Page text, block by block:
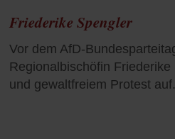
Friederike Spengler
Vor dem AfD-
Regionalbischöfin
und gewaltfreiem Protest auf.